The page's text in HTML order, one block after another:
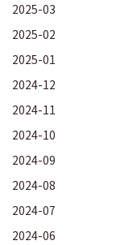
2025-03
2025-02
2025-01
2024-12
2024-11
2024-10
2024-09
2024-08
2024-07
2024-06